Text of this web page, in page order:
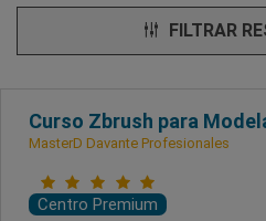
FILTRAR
Curso Zbrush para
MasterD Davante Profesionales
Centro Premium